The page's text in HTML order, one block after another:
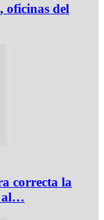
oficinas del
correcta la
al…